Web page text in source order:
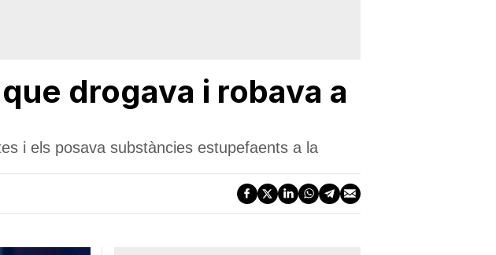
drogava i robava a
i els posava substàncies estupefaents a la